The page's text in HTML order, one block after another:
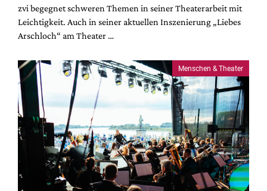
zvi begegnet schweren Themen in seiner Theaterarbeit mit
Leichtigkeit. Auch in seiner aktuellen Inszenierung „Liebes
Arschloch“ am Theater …
Menschen & Theater